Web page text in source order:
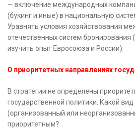
— включение международных
(букинг и иные) в национальную
Уравнять условия хозяйствования
отечественных систем бронирования
изучить опыт Евросоюза и России).
О приоритетных направлениях
В стратегии не определены
государственной политики. Какой
(организованный или
приоритетным?